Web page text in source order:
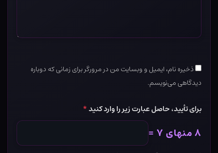
ذخیره نام، ایمیل و وبسایت من در مرورگر برای زمانی که دوباره
دیدگاهی می‌نویسم.
برای تأیید، حاصل عبارت زیر را وارد کنید*
۸ منهای ۷ =